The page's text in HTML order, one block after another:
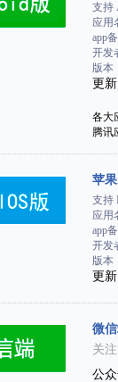
支持
应用
app
开发
版本
更
各大
腾讯
苹
支持
应用
app
开发
版本
更
微
关
公